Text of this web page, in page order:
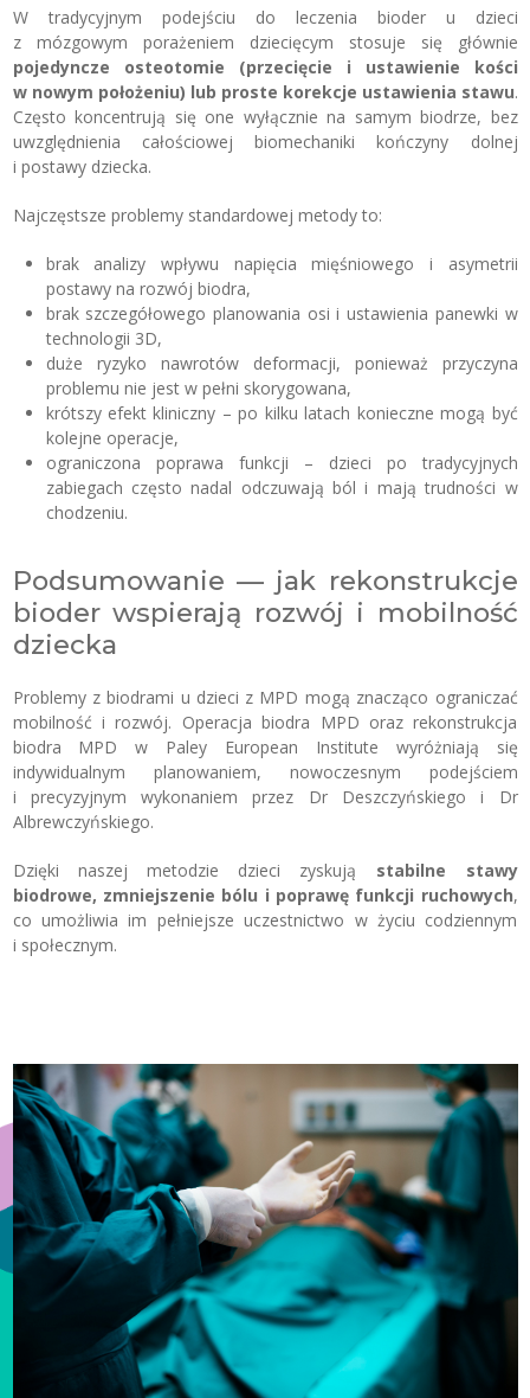
W tradycyjnym podejściu do leczenia bioder u dzieci
z mózgowym porażeniem dziecięcym stosuje się głównie
pojedyncze osteotomie (przecięcie i ustawienie kości
w nowym położeniu) lub proste korekcje ustawienia stawu.
Często koncentrują się one wyłącznie na samym biodrze, bez
uwzględnienia całościowej biomechaniki kończyny dolnej
i postawy dziecka.
Najczęstsze problemy standardowej metody to:
brak analizy wpływu napięcia mięśniowego i asymetrii
postawy na rozwój biodra,
brak szczegółowego planowania osi i ustawienia panewki w
technologii 3D,
duże ryzyko nawrotów deformacji, ponieważ przyczyna
problemu nie jest w pełni skorygowana,
krótszy efekt kliniczny – po kilku latach konieczne mogą być
kolejne operacje,
ograniczona poprawa funkcji – dzieci po tradycyjnych
zabiegach często nadal odczuwają ból i mają trudności w
chodzeniu.
Podsumowanie — jak rekonstrukcje
bioder wspierają rozwój i mobilność
dziecka
Problemy z biodrami u dzieci z MPD mogą znacząco ograniczać
mobilność i rozwój. Operacja biodra MPD oraz rekonstrukcja
biodra MPD w Paley European Institute wyróżniają się
indywidualnym planowaniem, nowoczesnym podejściem
i precyzyjnym wykonaniem przez Dr Deszczyńskiego i Dr
Albrewczyńskiego.
Dzięki naszej metodzie dzieci zyskują stabilne stawy
biodrowe, zmniejszenie bólu i poprawę funkcji ruchowych,
co umożliwia im pełniejsze uczestnictwo w życiu codziennym
i społecznym.